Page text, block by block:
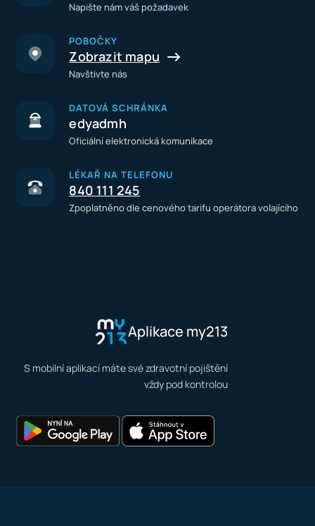
Napište nám váš požadavek
POBOČKY
Zobrazit mapu
Navštivte nás
DATOVÁ SCHRÁNKA
edyadmh
Oficiální elektronická komunikace
LÉKAŘ NA TELEFONU
840 111 245
Zpoplatněno dle cenového tarifu operátora volajícího
Aplikace my213
S mobilní aplikací máte své zdravotní pojištění
vždy pod kontrolou